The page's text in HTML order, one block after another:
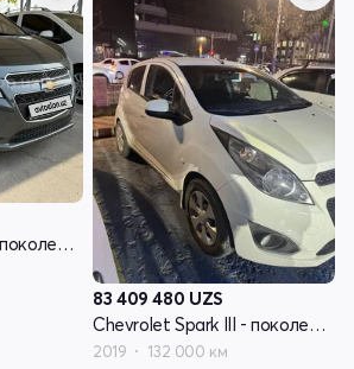
Chevrolet Spark III - поколение
83 409 480 UZS
Chevrolet Spark III - поколение
2019 132 000 км